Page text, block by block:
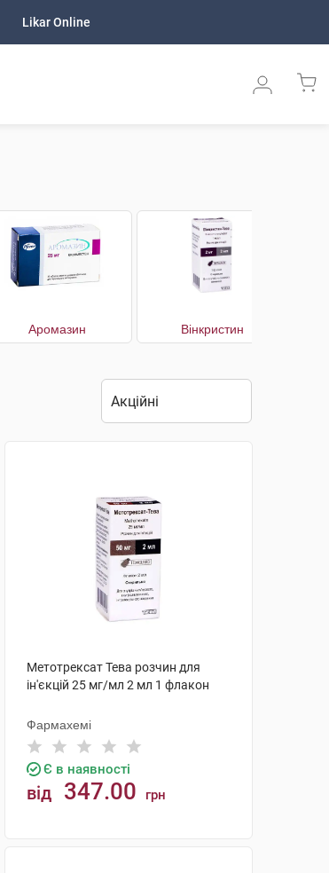
Likar Online
Аромазин Вінкристин
Метотрексат Тева розчин для
ін'єкцій 25 мг/мл 2 мл 1 флакон
Фармахемі
Є в наявності
від 347.00 грн